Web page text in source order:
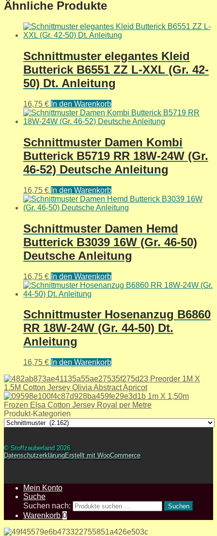
Ähnliche Produkte
Schnittmuster elegantes Kleid
Butterick B6551 ZZ L-XXL (Gr. 42-
50) Dt. Anleitung
16,75 € In den Warenkorb
Schnittmuster Damen Kombi
Butterick B5719 RR 18W-24W (Gr.
46-52) Deutsche Anleitung
16,75 € In den Warenkorb
Schnittmuster Damen Hemd
Butterick B3039 16W (Gr. 46-50)
Deutsche Anleitung
16,75 € In den Warenkorb
Schnittmuster Hosenanzug B6860
RR 18W-24W (Gr. 44-50) Dt.
Anleitung
16,75 € In den Warenkorb
Preorder 1M X
1.5M Cotton Jersey Olivia Abstract Apricot
1m X 1,50m
Frozen Elsa Cotton Jersey Royal per Metre
Produkt-Kategorien
© Stoffzauberland 2026
DatenschutzerklärungErstellt mit WooCommerce.
Mein Konto
Suche
Suchen nach:
Suchen
Warenkorb 0